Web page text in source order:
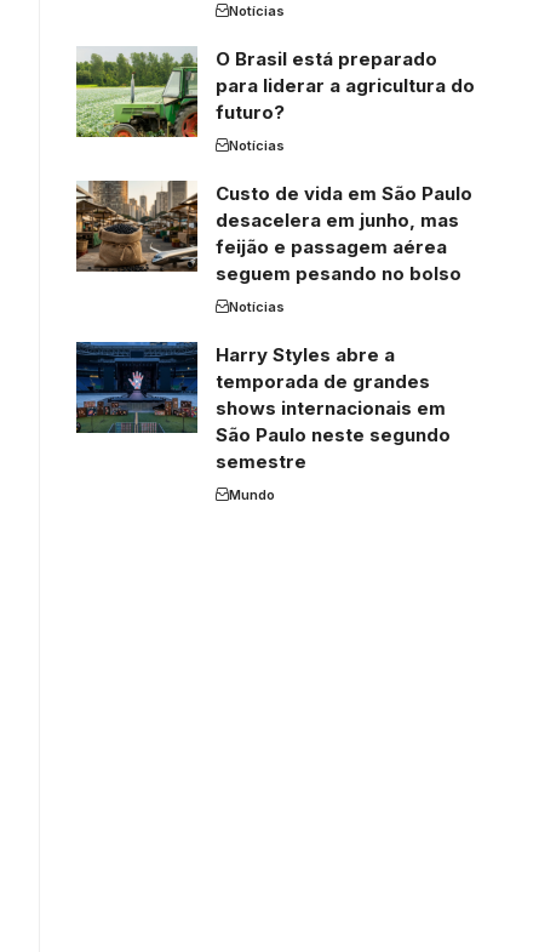
Notícias
O Brasil está preparado
para liderar a agricultura do
futuro?
Notícias
Custo de vida em São Paulo
desacelera em junho, mas
feijão e passagem aérea
seguem pesando no bolso
Notícias
Harry Styles abre a
temporada de grandes
shows internacionais em
São Paulo neste segundo
semestre
Mundo